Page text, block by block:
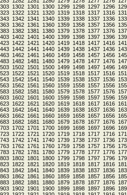
1296
1297
1298
1299
1300
1301
1302
1316
1317
1318
1319
1320
1321
1322
1336
1337
1338
1339
1340
1341
1342
1356
1357
1358
1359
1360
1361
1362
1376
1377
1378
1379
1380
1381
1382
1396
1397
1398
1399
1400
1401
1402
1416
1417
1418
1419
1420
1421
1422
1436
1437
1438
1439
1440
1441
1442
1456
1457
1458
1459
1460
1461
1462
1476
1477
1478
1479
1480
1481
1482
1496
1497
1498
1499
1500
1501
1502
1516
1517
1518
1519
1520
1521
1522
1536
1537
1538
1539
1540
1541
1542
1556
1557
1558
1559
1560
1561
1562
1576
1577
1578
1579
1580
1581
1582
1596
1597
1598
1599
1600
1601
1602
1616
1617
1618
1619
1620
1621
1622
1636
1637
1638
1639
1640
1641
1642
1656
1657
1658
1659
1660
1661
1662
1676
1677
1678
1679
1680
1681
1682
1696
1697
1698
1699
1700
1701
1702
1716
1717
1718
1719
1720
1721
1722
1736
1737
1738
1739
1740
1741
1742
1756
1757
1758
1759
1760
1761
1762
1776
1777
1778
1779
1780
1781
1782
1796
1797
1798
1799
1800
1801
1802
1816
1817
1818
1819
1820
1821
1822
1836
1837
1838
1839
1840
1841
1842
1856
1857
1858
1859
1860
1861
1862
1876
1877
1878
1879
1880
1881
1882
1896
1897
1898
1899
1900
1901
1902